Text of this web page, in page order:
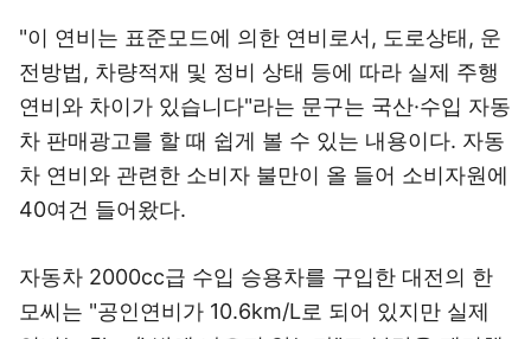
"이 연비는 표준모드에 의한 연비로서, 도로상태, 운
전방법, 차량적재 및 정비 상태 등에 따라 실제 주행
연비와 차이가 있습니다"라는 문구는 국산·수입 자동
차 판매광고를 할 때 쉽게 볼 수 있는 내용이다. 자동
차 연비와 관련한 소비자 불만이 올 들어 소비자원에
40여건 들어왔다.
자동차 2000cc급 수입 승용차를 구입한 대전의 한
모씨는 "공인연비가 10.6km/L로 되어 있지만 실제